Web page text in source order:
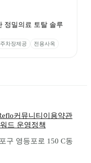
정밀의료 토탈 솔루
주차장제공
전용사옥
커뮤니티 이용약관
드 운영정책
구 영등포로 150 C동